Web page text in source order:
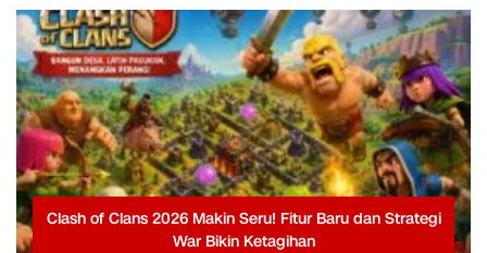
Clash of Clans 2026 Makin Seru! Fitur Baru dan Strategi
War Bikin Ketagihan